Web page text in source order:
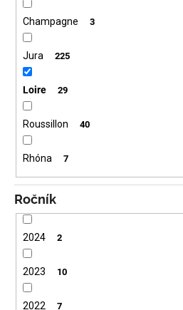
Champagne 3
Jura 225
Loire 29
Roussillon 40
Rhóna 7
Ročník
2024 2
2023 10
2022 7